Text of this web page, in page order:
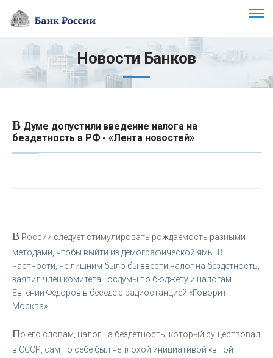
Новости Банков
ВДуме допустили введение налога на
бездетность в РФ - «Лента новостей»
В России следует стимулировать рождаемость разными
методами, чтобы выйти из демографической ямы. В
частности, не лишним было бы ввести налог на бездетность,
заявил член комитета Госдумы по бюджету и налогам
Евгений Федоров в беседе с радиостанцией «Говорит
Москва».
По его словам, налог на бездетность, который существовал
в СССР, сам по себе был неплохой инициативой «в той